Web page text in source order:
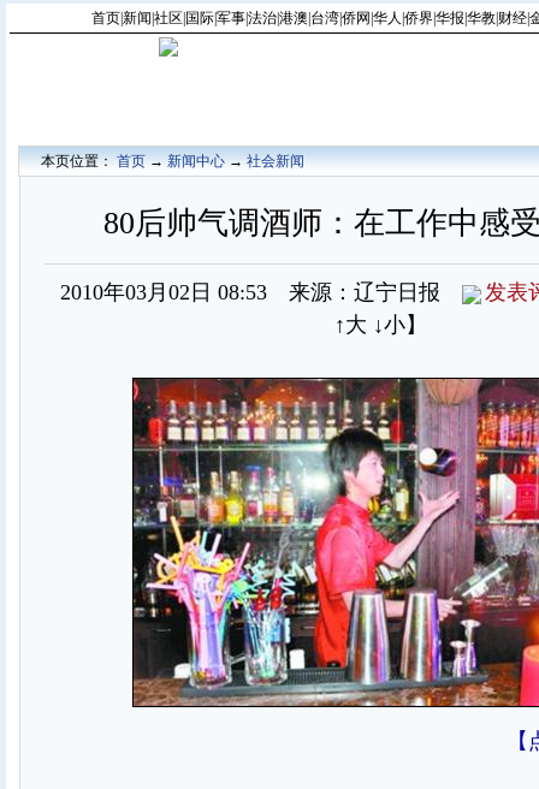
首页|新闻 社区 国际|军事|法治|港澳 台湾|侨网 华人 侨界|华报 华教| 财经|
本页位置：首页→新闻中心→社会新闻
80后帅气调酒师：在工作中感
2010年03月02日 08:53 来源：辽宁日报
发表
↑大 ↓小】